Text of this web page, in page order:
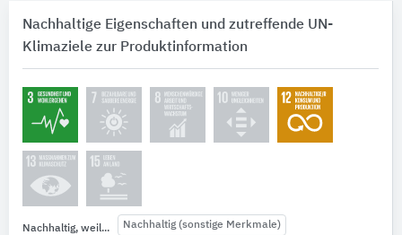
Nachhaltige Eigenschaften und zutreffende UN-
Klimaziele zur Produktinformation
Nachhaltig, weil... Nachhaltig (sonstige Merkmale)